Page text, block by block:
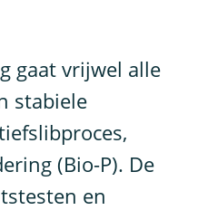
gaat vrijwel alle
stabiele
(Bio-P). De
en